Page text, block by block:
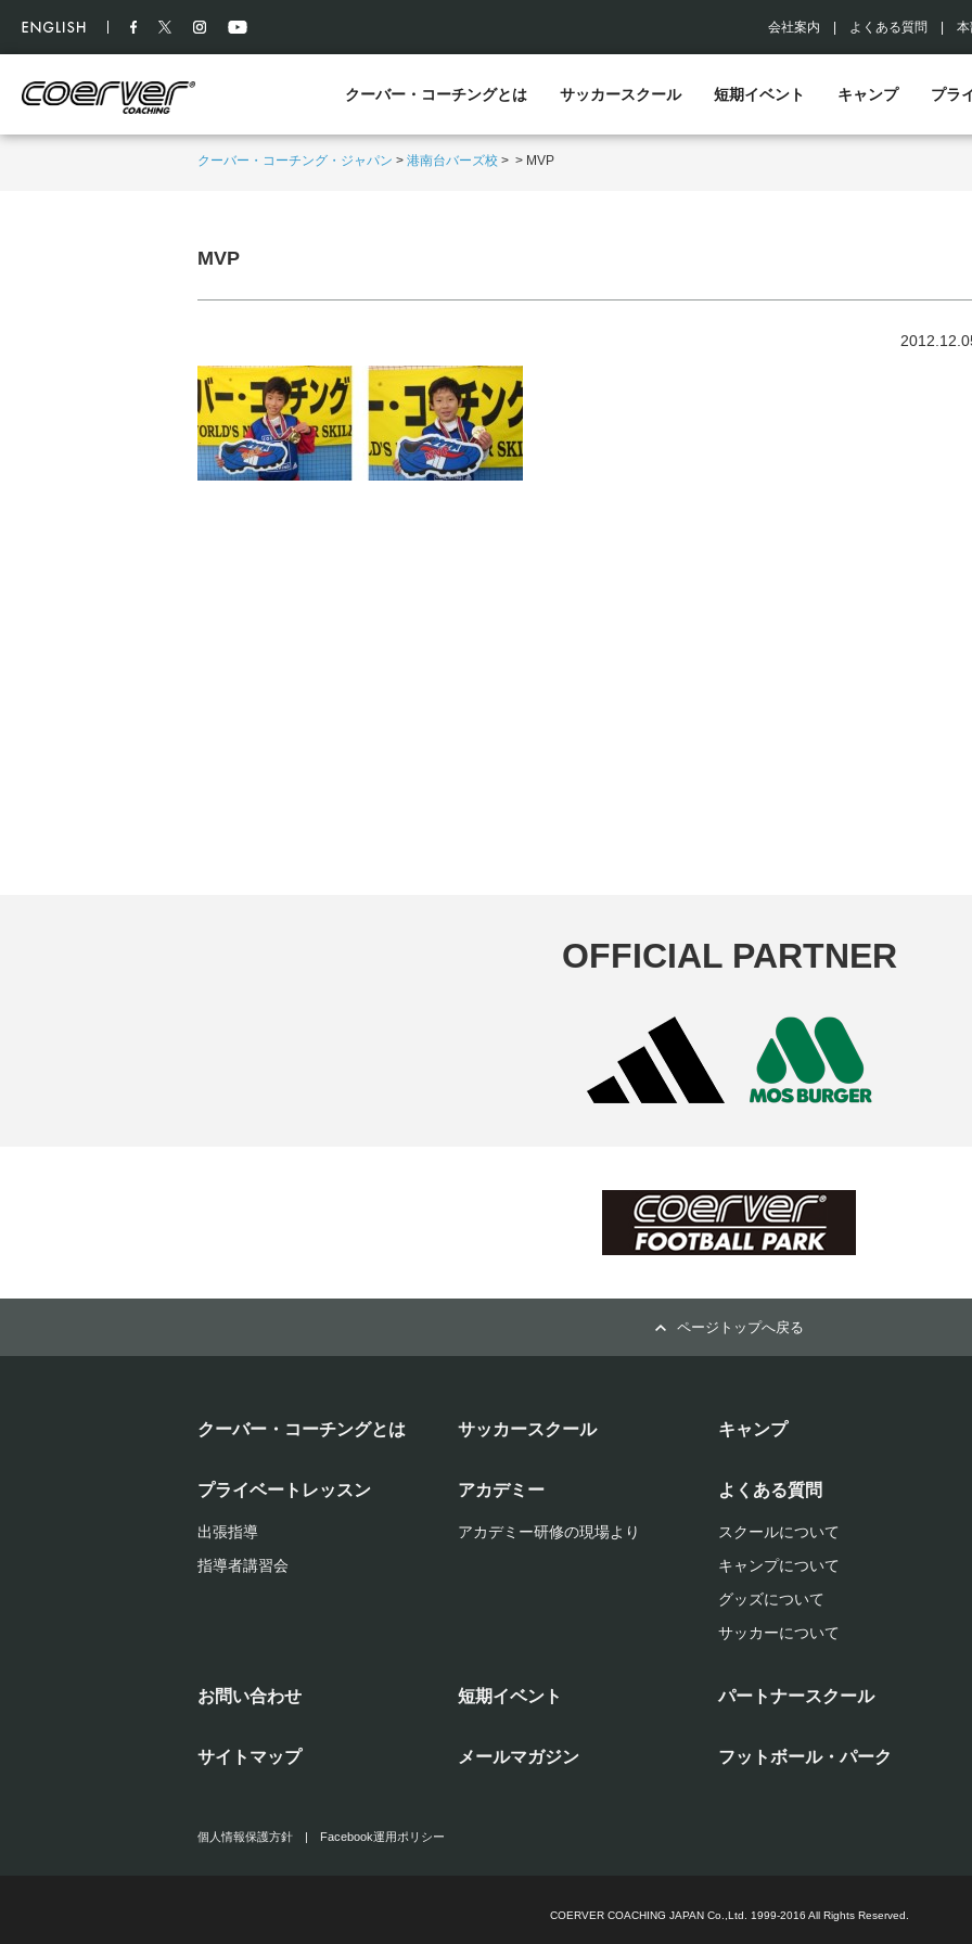
会社案内 よくある質問
クーバー・コーチングとは サッカースクール 短期イベント キャンプ プラ
クーバー・コーチング・ジャパン > 港南台バーズ校 > > MVP
MVP
OFFICIAL PARTNER
ページトップへ戻る
クーバー・コーチングとは サッカースクール キャンプ
プライベートレッスン
出張指導
指導者講習会
アカデミー
アカデミー研修の現場より
よくある質問
スクールについて
キャンプについて
グッズについて
サッカーについて
お問い合わせ 短期イベント パートナースクール
サイトマップ メールマガジン フットボール・パーク
個人情報保護方針 | Facebook運用ポリシー
COERVER COACHING JAPAN Co.,Ltd. 1999-2016 All Rights Reserved.